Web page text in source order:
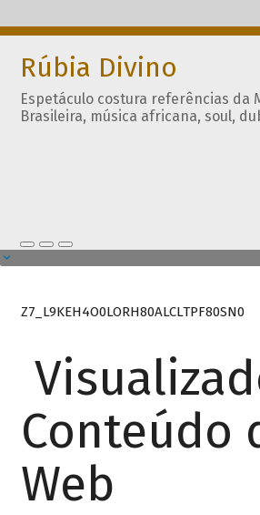
Rúbia Divino
Espetáculo costura referências da
Brasileira, música africana, soul,
Z7_L9KEH4O0LORH80ALCLTPF80SN0
Conteúdo
Web